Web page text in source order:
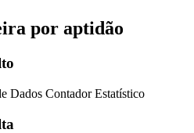
por aptidão
Dados ContadorEstatístico